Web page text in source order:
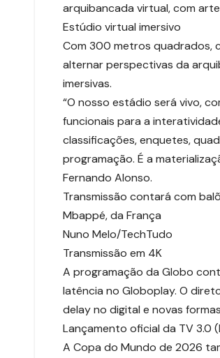
arquibancada virtual, com
Estúdio virtual imersivo
Com 300 metros quadrados,
alternar perspectivas da
imersivas.
“O nosso estádio será vivo,
funcionais para a
classificações, enquetes,
programação. É a
Fernando Alonso.
Transmissão contará com
Mbappé, da França
Nuno Melo/TechTudo
Transmissão em 4K
A programação da Globo
latência no Globoplay. O
delay no digital e novas
Lançamento oficial da TV 3.0
A Copa do Mundo de 2026